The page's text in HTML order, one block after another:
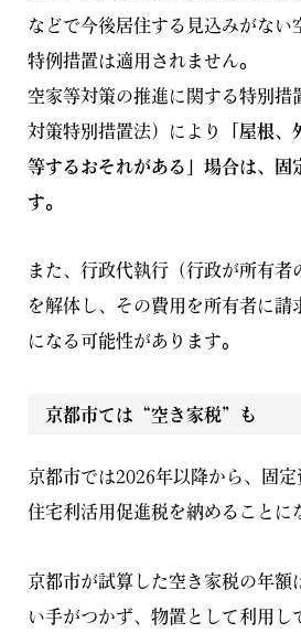
などで今後居住する見込みがない
特例措置は適用されません。
空家等対策の推進に関する特別措
対策特別措置法）により
「屋根
等するおそれがある」場合は、固
す。
また、行政代執行（行政が所有者
を解体し、その費用を所有者に請
になる可能性があります。
京都市ては“空き家税”も
京都市では2026年以降から、固
住宅利活用促進税を納めることに
京都市が試算した空き家税の年額
い手がつかず、物置として利用し